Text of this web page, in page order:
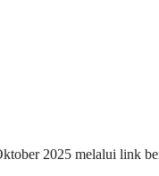
2025 melalui link